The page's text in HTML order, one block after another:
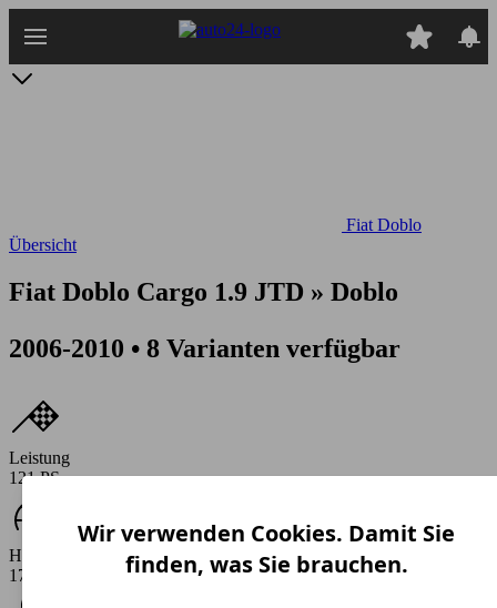
Hauptinhalt
Fiat Doblo
Übersicht
Fiat Doblo Cargo 1.9 JTD » Doblo
2006-2010 • 8 Varianten verfügbar
Leistung
121 PS
Höchstgeschwindigkeit (km/h)
177 km/h
Wir verwenden Cookies. Damit Sie
finden, was Sie brauchen.